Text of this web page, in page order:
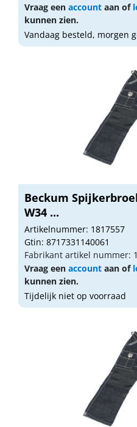
Vraag een account aan of
kunnen zien.
Vandaag besteld, morgen
Beckum
W34 ...
Artikelnummer: 1817557
Gtin: 8717331140061
Fabrikant artikel nummer:
Vraag een account aan of
kunnen zien.
Tijdelijk niet op voorraad